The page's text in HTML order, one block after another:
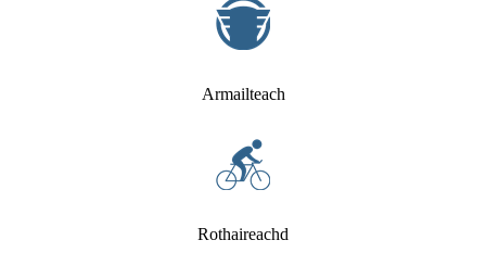
Armailteach
Rothaireachd